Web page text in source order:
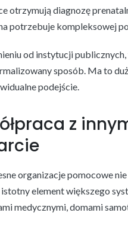
otrzymują diagnozę
potrzebuje kompleksowej
od instytucji
sposób. Ma to
podejście.
z
organizacje pomocowe
element większego
medycznymi, domami